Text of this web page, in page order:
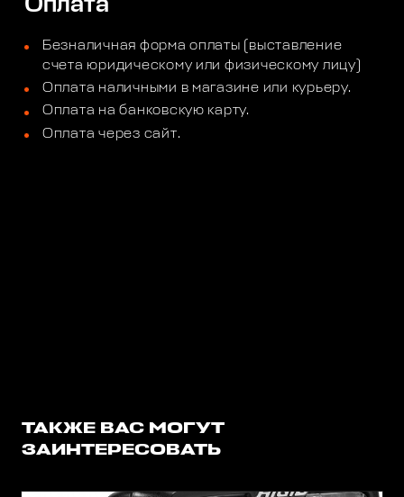
Оплата
Безналичная форма оплаты (выставление
счета юридическому или физическому лицу)
Оплата наличными в магазине или курьеру.
Оплата на банковскую карту.
Оплата через сайт.
ТАКЖЕ ВАС МОГУТ
ЗАИНТЕРЕСОВАТЬ